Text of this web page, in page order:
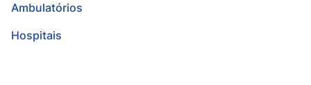
Ambulatórios
Hospitais